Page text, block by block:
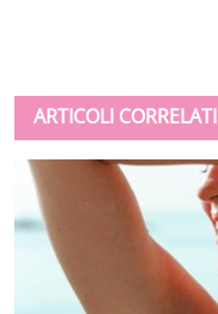
ARTICOLI CORRELATI